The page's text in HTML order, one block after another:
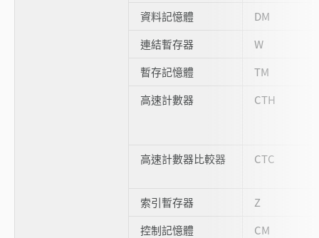
資料記憶體
DM
連結暫存器
W
暫存記憶體
TM
高速計數器
CTH
高速計數器比較器 CTC
索引暫存器
Z
控制記憶體
CM